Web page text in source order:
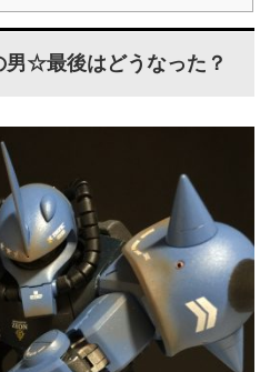
男☆最後はどうなった？